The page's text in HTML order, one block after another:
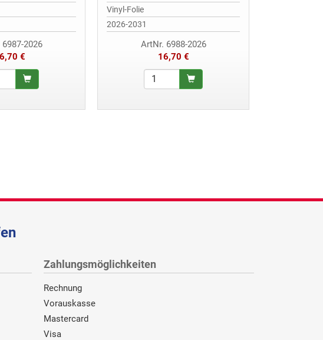
2026
€
Vinyl-Folie
2026-2031
ArtNr. 6988-2026
16,70 €
Zahlungsmöglichkeiten
Rechnung
Vorauskasse
Mastercard
Visa